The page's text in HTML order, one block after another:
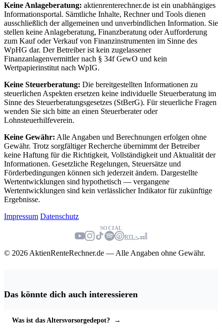
Keine Anlageberatung: aktienrenterechner.de ist ein unabhängiges
Informationsportal. Sämtliche Inhalte, Rechner und Tools dienen
ausschließlich der allgemeinen und unverbindlichen Information. Sie
stellen keine Anlageberatung, Finanzberatung oder Aufforderung
zum Kauf oder Verkauf von Finanzinstrumenten im Sinne des
WpHG dar. Der Betreiber ist kein zugelassener
Finanzanlagenvermittler nach § 34f GewO und kein
Wertpapierinstitut nach WpIG.
Keine Steuerberatung: Die bereitgestellten Informationen zu
steuerlichen Aspekten ersetzen keine individuelle Steuerberatung im
Sinne des Steuerberatungsgesetzes (StBerG). Für steuerliche Fragen
wenden Sie sich bitte an einen Steuerberater oder
Lohnsteuerhilfeverein.
Keine Gewähr: Alle Angaben und Berechnungen erfolgen ohne
Gewähr. Trotz sorgfältiger Recherche übernimmt der Betreiber
keine Haftung für die Richtigkeit, Vollständigkeit und Aktualität der
Informationen. Gesetzliche Regelungen, Steuersätze und
Förderbedingungen können sich jederzeit ändern. Dargestellte
Wertentwicklungen sind hypothetisch — vergangene
Wertentwicklungen sind kein verlässlicher Indikator für zukünftige
Ergebnisse.
Impressum Datenschutz
SOCIAL
RTL+
© 2026 AktienRenteRechner.de — Alle Angaben ohne Gewähr.
Das könnte dich auch interessieren
Was ist das Altersvorsorgedepot? →